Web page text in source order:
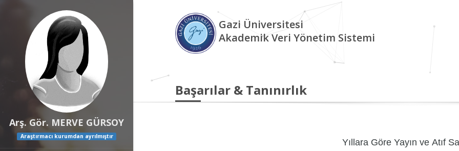
Arş. Gör. MERVE GÜRSOY
Araştırmacı kurumdan ayrılmıştır
Gazi Üniversitesi
Akademik Veri Yönetim Sistemi
Başarılar & Tanınırlık
Yıllara Göre Yayın ve Atıf